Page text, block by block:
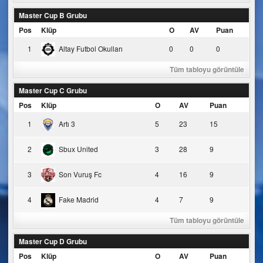
Master Cup B Grubu
Pos
Klüp O AV Puan
1 Altay Futbol Okulları 0 0 0
Tüm tabloyu görüntüle
Master Cup C Grubu
Pos
Klüp O AV Puan
1 Artı 3 5 23 15
2 Sbux United 3 28 9
3 Son Vuruş Fc 4 16 9
4 Fake Madrid 4 7 9
Tüm tabloyu görüntüle
Master Cup D Grubu
Pos
Klüp O AV Puan